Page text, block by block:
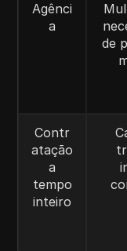
Agênci
a
de
Contr
atação
a
tempo
inteiro